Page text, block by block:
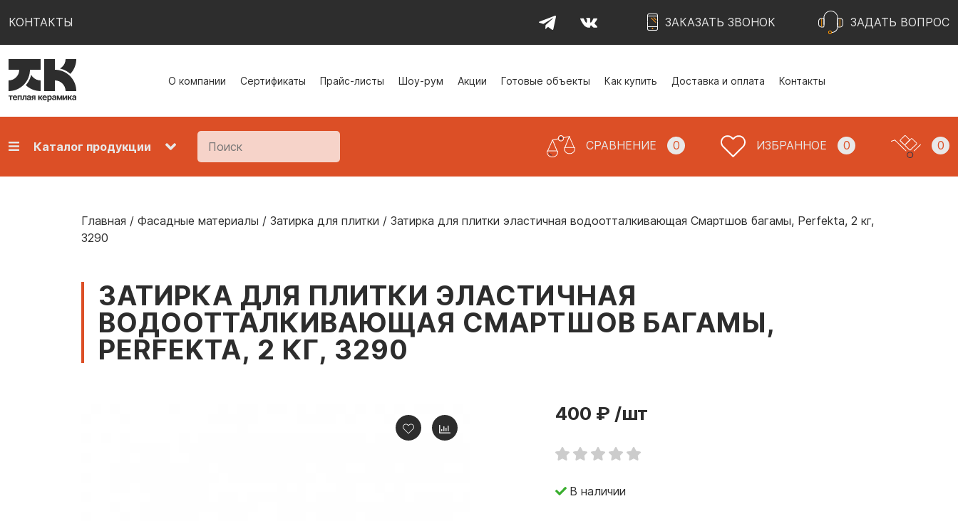
КОНТАКТЫ ЗАКАЗАТЬ ЗВОНОК ЗАДАТЬ ВОПРОС
О компании Сертификаты Прайс-листы Шоу-рум Акции Готовые объекты Как купить Доставка и оплата Контакты
Каталог продукции СРАВНЕНИЕ 0 ИЗБРАННОЕ 0 0
Главная / Фасадные материалы / Затирка для плитки / Затирка для плитки эластичная водоотталкивающая Смартшов багамы, Perfekta, 2 кг,
3290
ЗАТИРКА ДЛЯ ПЛИТКИ ЭЛАСТИЧНАЯ
ВОДООТТАЛКИВАЮЩАЯ СМАРТШОВ БАГАМЫ,
PERFEKTA, 2 КГ, 3290
400 ₽ /шт
В наличии